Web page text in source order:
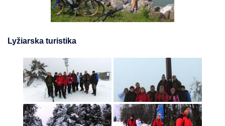
Lyžiarska turistika